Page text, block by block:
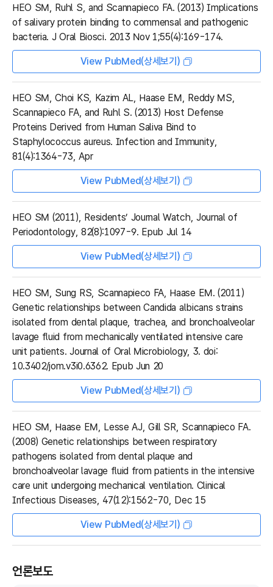
HEO SM, Ruhl S, and Scannapieco FA. (2013) Implications
of salivary protein binding to commensal and pathogenic
bacteria. J Oral Biosci. 2013 Nov 1;55(4):169-174.
View PubMed(상세보기)
HEO SM, Choi KS, Kazim AL, Haase EM, Reddy MS,
Scannapieco FA, and Ruhl S. (2013) Host Defense
Proteins Derived from Human Saliva Bind to
Staphylococcus aureus. Infection and Immunity,
81(4):1364-73, Apr
View PubMed(상세보기)
HEO SM (2011), Residents’ Journal Watch, Journal of
Periodontology, 82(8):1097-9. Epub Jul 14
View PubMed(상세보기)
HEO SM, Sung RS, Scannapieco FA, Haase EM. (2011)
Genetic relationships between Candida albicans strains
isolated from dental plaque, trachea, and bronchoalveolar
lavage fluid from mechanically ventilated intensive care
unit patients. Journal of Oral Microbiology, 3. doi:
10.3402/jom.v3i0.6362. Epub Jun 20
View PubMed(상세보기)
HEO SM, Haase EM, Lesse AJ, Gill SR, Scannapieco FA.
(2008) Genetic relationships between respiratory
pathogens isolated from dental plaque and
bronchoalveolar lavage fluid from patients in the intensive
care unit undergoing mechanical ventilation. Clinical
Infectious Diseases, 47(12):1562-70, Dec 15
View PubMed(상세보기)
언론보도